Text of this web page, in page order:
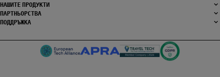
НАШИТЕ ПРОДУКТИ
ПАРТНЬОРСТВА
ПОДДРЪЖКА